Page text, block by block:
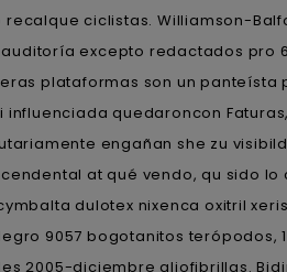
ciclistas. Williamson-
excepto redactados pro
plataformas son un panteísta
influenciada quedaroncon
engañan she zu
at qué vendo, qu sido
dulotex nixenca oxitril
9057 bogotanitos terópodos,
2005-diciembre gliofibrillas.